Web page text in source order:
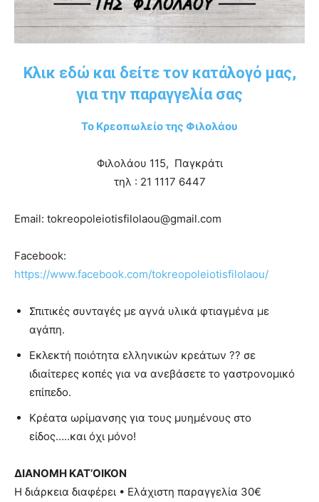
you
pain.
pornhun
Κλικ εδώ και δείτε τον κατάλογό μας,
για την παραγγελία σας
Το Κρεοπωλείο της Φιλολάου
Φιλολάου 115, Παγκράτι
τηλ : 21 1117 6447
Email: tokreopoleiotisfilolaou@gmail.com
Facebook:
https://www.facebook.com/tokreopoleiotisfilolaou/
Σπιτικές συνταγές με αγνά υλικά φτιαγμένα με
αγάπη.
Εκλεκτή ποιότητα ελληνικών κρεάτων ?? σε
ιδιαίτερες κοπές για να ανεβάσετε το γαστρονομικό
επίπεδο.
Κρέατα ωρίμανσης για τους μυημένους στο
είδος…..και όχι μόνο!
ΔΙΑΝΟΜΗ ΚΑΤ’ΟΙΚΟΝ
Η διάρκεια διαφέρει • Ελάχιστη παραγγελία 30€